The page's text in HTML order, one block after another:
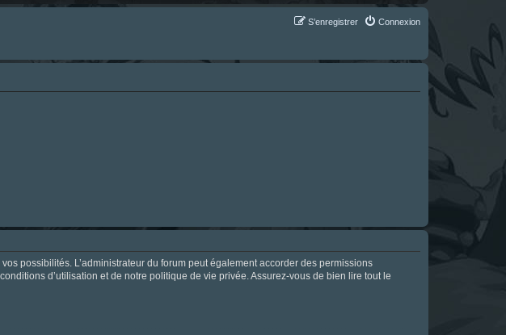
Connexion
S’enregistrer
possibilités. L’administrateur du forum peut également accorder des permissions
d’utilisation et de notre politique de vie privée. Assurez-vous de bien lire tout le